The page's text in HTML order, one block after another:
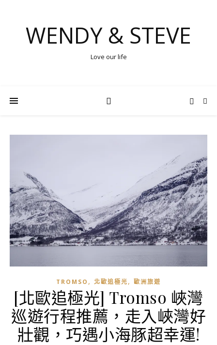
WENDY & STEVE
Love our life
TROMSO , 北歐追極光, 歐洲旅遊
[北歐追極光] Tromso 峽灣
巡遊行程推薦，走入峽灣好
壯觀，巧遇小海豚超幸運!